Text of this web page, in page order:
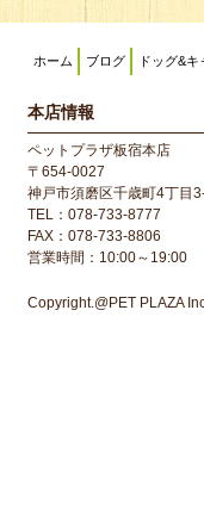
ホーム ブログ ドッグ&キ
本店情報
ペットプラザ板宿本店
〒654-0027
神戸市須磨区千歳町4丁目
TEL：078-733-8777
FAX：078-733-8806
営業時間：10:00～19:00
Copyright.@PET PLAZA